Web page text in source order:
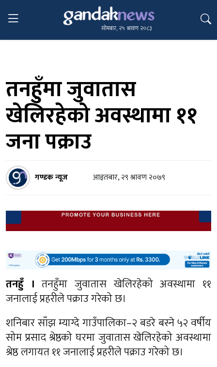
सोमबार, २५ श्रावण २०८३
तनहुँमा जुवातास
खेलिरहेको अवस्थामा ११
जना पक्राउ
गण्डक न्यूज आइतबार, २९ श्रावण २०७९
तनहुँ । तनहुँमा जुवातास खेलिरहेको अवस्थामा ११
जनालाई प्रहरीले पक्राउ गरेको छ।
शनिबार साँझ म्याग्दे गाउँपालिका–२ बडरे बस्ने ५२ वर्षीय
सोम प्रसाद श्रेष्ठको घरमा जुवातास खेलिरहेको अवस्थामा
श्रेष्ठ लगायत ११ जनालाई प्रहरीले पक्राउ गरेको छ।